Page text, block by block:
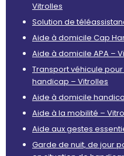
Vitrolles
Solution de
Aide à domicile Cap
Aide à domicile APA –
Transport véhicule
handicap – Vitrolles
Aide à domicile
Aide à la mobilité –
Aide aux gestes
Garde de nuit, de jour